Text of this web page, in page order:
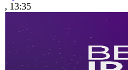
, 13:35